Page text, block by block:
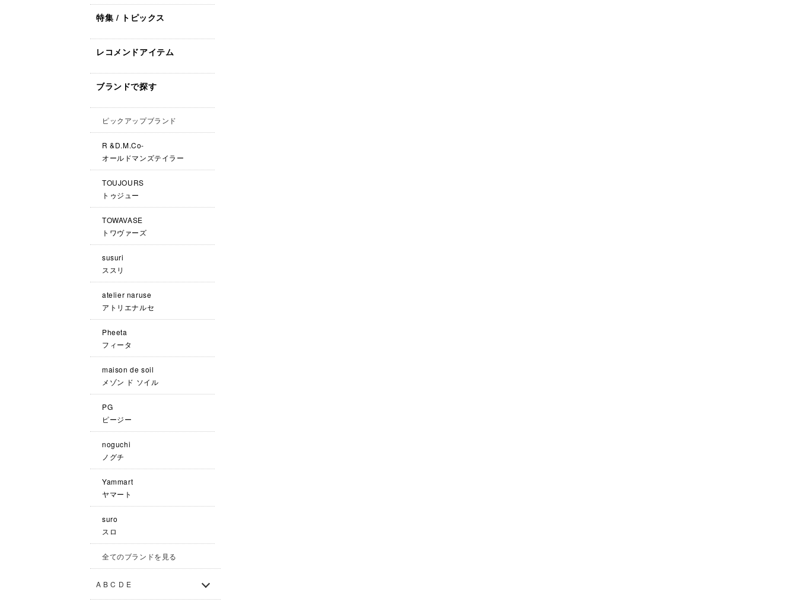
特集 / トピックス
レコメンドアイテム
ブランドで探す
ピックアップブランド
R &D.M.Co-
オールドマンズテイラー
TOUJOURS
トゥジュー
TOWAVASE
トワヴァーズ
susuri
ススリ
atelier naruse
アトリエナルセ
Pheeta
フィータ
maison de soil
メゾン ド ソイル
PG
ピージー
noguchi
ノグチ
Yammart
ヤマート
suro
スロ
全てのブランドを見る
A B C D E